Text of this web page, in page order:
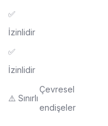
✅
İzinlidir
✅
İzinlidir
⚠️ Sınırlı
Çevresel
endişeler